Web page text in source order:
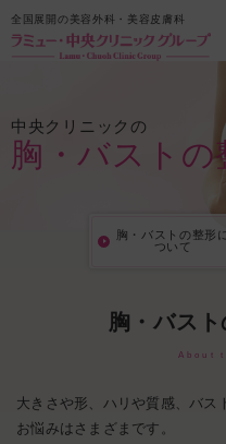
全国展開の美容外科・美容皮膚科
中央クリニックの
胸・バストの
胸・バストの整形に
ついて
胸・バス
About
大きさや形、ハリや質感、バス
お悩みはさまざまです。